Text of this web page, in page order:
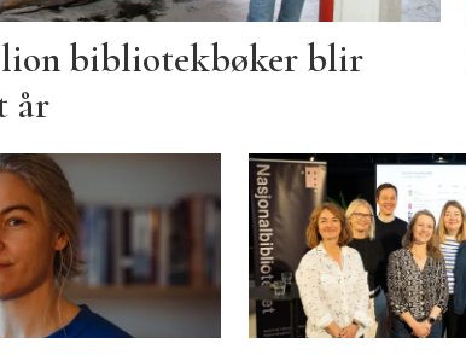
bibliotekbøker blir
år